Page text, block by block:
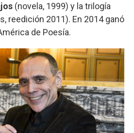
(novela, 1999) y la trilogía
reedición 2011). En 2014 ganó
de Poesía.